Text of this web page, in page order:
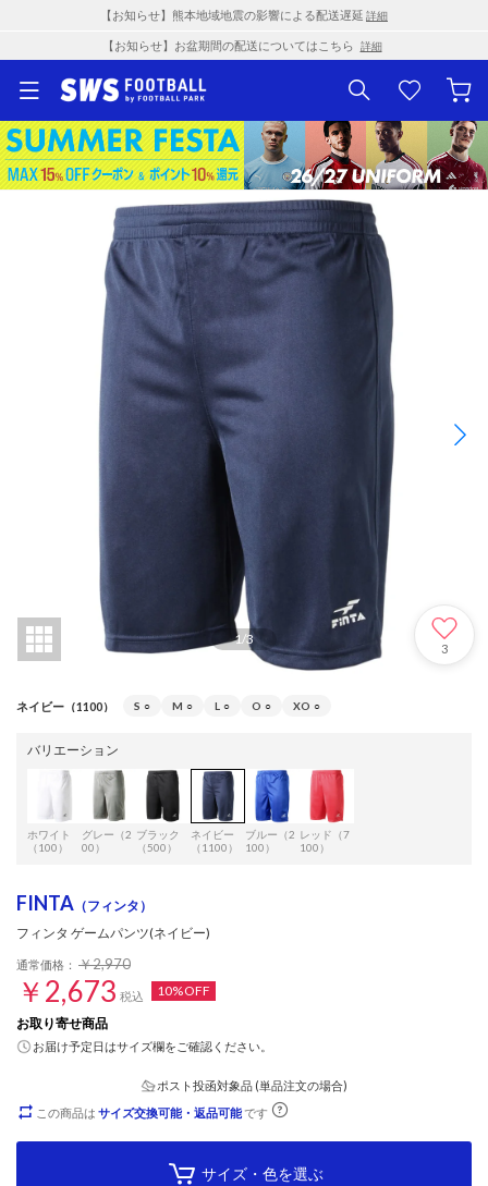
【お知らせ】熊本地域地震の影響による配送遅延 詳細
【お知らせ】お盆期間の配送についてはこちら 詳細
1/3
3
ネイビー（1100） S ○ M ○ L ○ O ○ XO ○
バリエーション
ホワイト
（100）
グレー（2
00）
ブラック
（500）
ネイビー
（1100）
ブルー（2
100）
レッド（7
100）
FINTA （フィンタ）
フィンタ ゲームパンツ(ネイビー)
通常価格： ￥2,970
￥2,673 税込
10%OFF
お取り寄せ商品
お届け予定日はサイズ欄をご確認ください。
ポスト投函対象品 (単品注文の場合)
この商品は サイズ交換可能・返品可能です
サイズ・色を選ぶ